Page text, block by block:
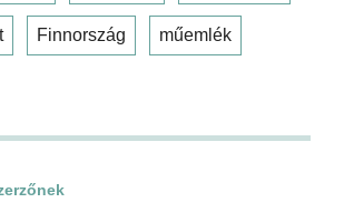
Finnország műemlék